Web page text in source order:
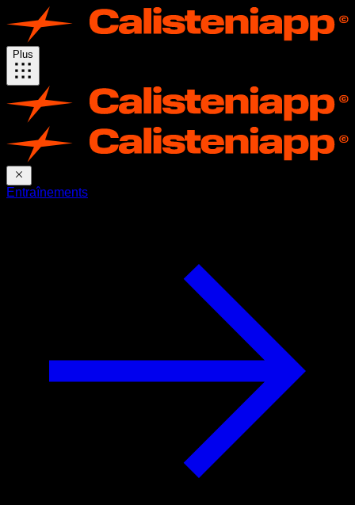
Plus
Entraînements